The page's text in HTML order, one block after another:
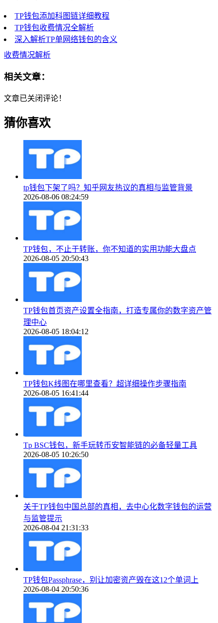
TP钱包添加科图链详细教程
TP钱包收费情况全解析
深入解析TP单网络钱包的含义
收费情况解析
相关文章：
文章已关闭评论！
猜你喜欢
tp钱包下架了吗？知乎网友热议的真相与监管背景
2026-08-06 08:24:59
TP钱包，不止于转账，你不知道的实用功能大盘点
2026-08-05 20:50:43
TP钱包首页资产设置全指南，打造专属你的数字资产管
理中心
2026-08-05 18:04:12
TP钱包K线图在哪里查看？超详细操作步骤指南
2026-08-05 16:41:44
Tp BSC钱包，新手玩转币安智能链的必备轻量工具
2026-08-05 10:26:50
关于TP钱包中国总部的真相，去中心化数字钱包的运营
与监管提示
2026-08-04 21:31:33
TP钱包Passphrase，别让加密资产毁在这12个单词上
2026-08-04 20:50:36